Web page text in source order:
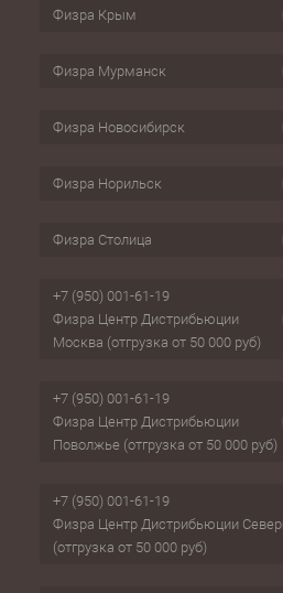
Физра Крым
Физра Мурманск
Физра Новосибирск
Физра Норильск
Физра Столица
+7 (950) 001-61-19
Физра Центр Дистрибьюции
Москва (отгрузка от 50 000 руб)
+7 (950) 001-61-19
Физра Центр Дистрибьюции
Поволжье (отгрузка от 50 000 руб)
+7 (950) 001-61-19
Физра Центр Дистрибьюции Север
(отгрузка от 50 000 руб)